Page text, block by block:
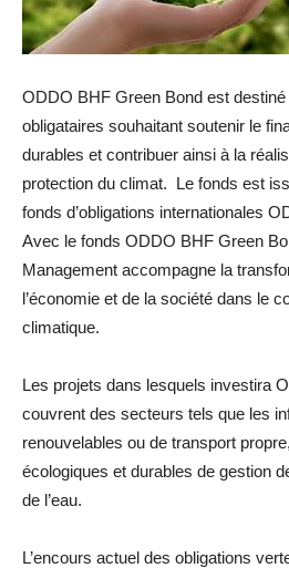
ODDO BHF Green Bond est
obligataires souhaitant soutenir le
durables et contribuer ainsi à la
protection du climat. Le fonds est
fonds d’obligations internationales
Avec le fonds ODDO BHF Green
Management accompagne la
l’économie et de la société dans le
climatique.
Les projets dans lesquels investira
couvrent des secteurs tels que les
renouvelables ou de transport
écologiques et durables de gestion
de l’eau.
L’encours actuel des obligations